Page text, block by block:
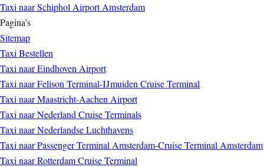
Taxi naar Schiphol Airport Amsterdam
Pagina’s
Sitemap
Taxi Bestellen
Taxi naar Eindhoven Airport
Taxi naar Felison Terminal-IJmuiden Cruise Terminal
Taxi naar Maastricht-Aachen Airport
Taxi naar Nederland Cruise Terminals
Taxi naar Nederlandse Luchthavens
Taxi naar Passenger Terminal Amsterdam-Cruise Terminal Amsterdam
Taxi naar Rotterdam Cruise Terminal